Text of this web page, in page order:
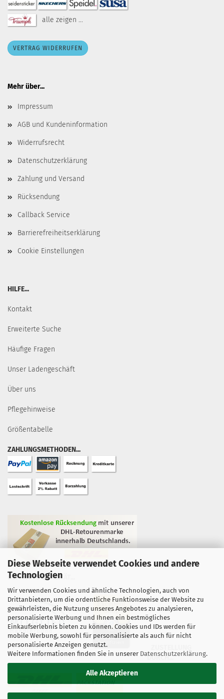
Diese Webseite verwendet Cookies und andere
Technologien
Wir verwenden Cookies und ähnliche Technologien, auch von
Drittanbietern, um die ordentliche Funktionsweise der Website zu
gewährleisten, die Nutzung unseres Angebotes zu analysieren,
personalisierte Werbung und Ihnen ein bestmögliches
Einkaufserlebnis bieten zu können. Cookies und IDs werden für
mobile Werbung, sowohl für personalisierte als auch für nicht
personalisierte Anzeigen genutzt.
Weitere Informationen finden Sie in unserer Datenschutzerklärung.
Alle Akzeptieren
alle zeigen ...
VERTRAG WIDERRUFEN
Mehr über...
Impressum
AGB und Kundeninformation
Widerrufsrecht
Datenschutzerklärung
Zahlung und Versand
Rücksendung
Callback Service
Barrierefreiheitserklärung
Cookie Einstellungen
HILFE...
Kontakt
Erweiterte Suche
Häufige Fragen
Unser Ladengeschäft
Über uns
Pflegehinweise
Größentabelle
ZAHLUNGSMETHODEN...
GEPRÜFTE QUALITÄT...
DURCH...